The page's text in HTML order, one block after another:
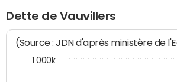
Dette de Vauvillers
(Source : JDN d'après ministère de
1 000k